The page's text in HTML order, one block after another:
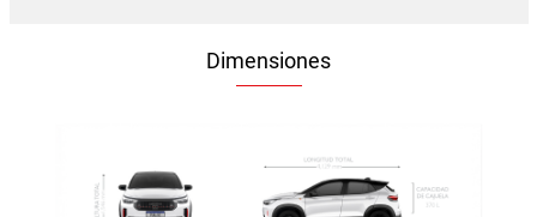
Dimensiones